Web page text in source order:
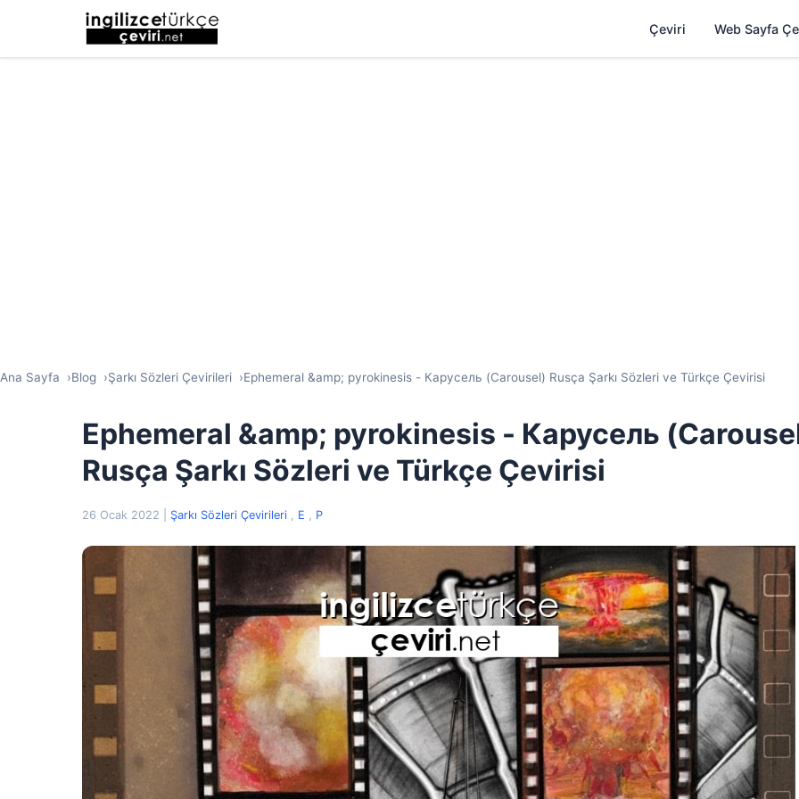
Çeviri Web Sayfa
Ana Sayfa Blog Şarkı Sözleri Çevirileri Ephemeral &amp; pyrokinesis - Карусель (Carousel) Rusça Şarkı Sözleri ve Türkçe Çevirisi
Ephemeral &amp; pyrokinesis - Карусель
Rusça Şarkı Sözleri ve Türkçe Çevirisi
26 Ocak 2022 Şarkı Sözleri Çevirileri , E , P